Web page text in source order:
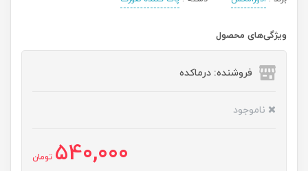
ویژگی‌های محصول
فروشنده: درماکده
ناموجود
540,000 تومان